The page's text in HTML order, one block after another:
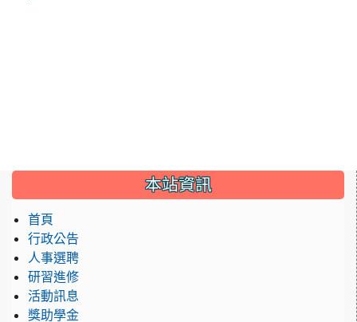
::: 本站資訊
首頁
行政公告
人事選聘
研習進修
活動訊息
獎助學金